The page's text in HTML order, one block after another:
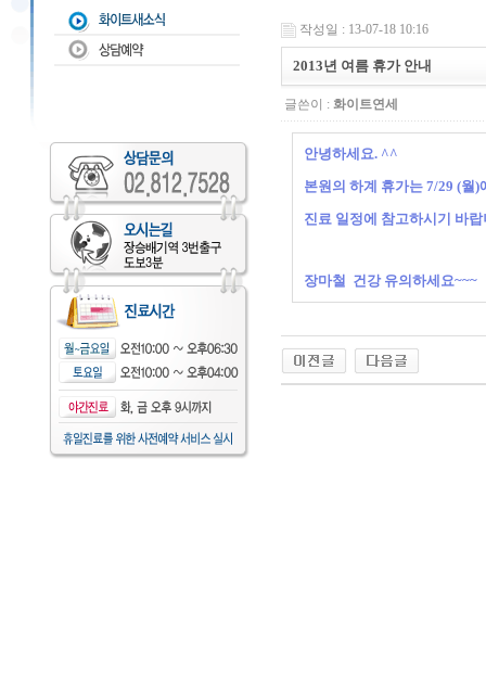
작성일 : 13-07-18 10:16
2013년 여름 휴가 안내
글쓴이 : 화이트연세
안녕하세요. ^^
본원의 하계 휴가는 7/29 (월)
진료 일정에 참고하시기 바랍
장마철 건강 유의하세요~~~